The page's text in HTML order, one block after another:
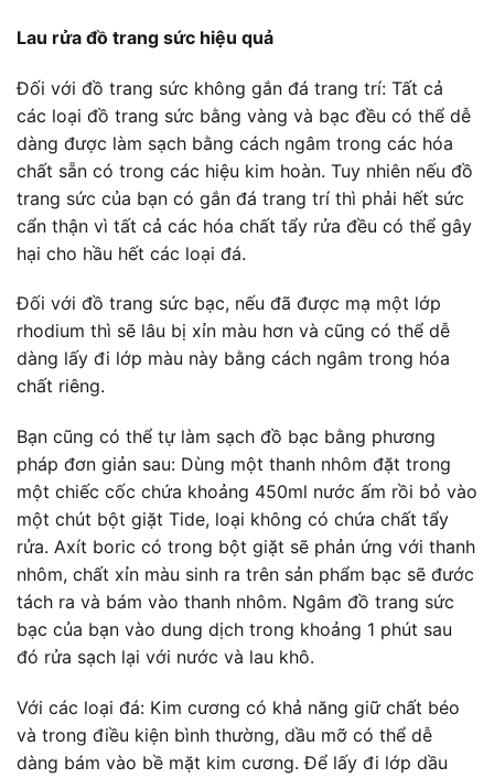
Lau rửa đồ trang sức hiệu quả
Đối với đồ trang sức không gắn đá trang trí: Tất cả
các loại đồ trang sức bằng vàng và bạc đều có thể dễ
dàng được làm sạch bằng cách ngâm trong các hóa
chất sẵn có trong các hiệu kim hoàn. Tuy nhiên nếu đồ
trang sức của bạn có gắn đá trang trí thì phải hết sức
cẩn thận vì tất cả các hóa chất tẩy rửa đều có thể gây
hại cho hầu hết các loại đá.
Đối với đồ trang sức bạc, nếu đã được mạ một lớp
rhodium thì sẽ lâu bị xỉn màu hơn và cũng có thể dễ
dàng lấy đi lớp màu này bằng cách ngâm trong hóa
chất riêng.
Bạn cũng có thể tự làm sạch đồ bạc bằng phương
pháp đơn giản sau: Dùng một thanh nhôm đặt trong
một chiếc cốc chứa khoảng 450ml nước ấm rồi bỏ vào
một chút bột giặt Tide, loại không có chứa chất tẩy
rửa. Axít boric có trong bột giặt sẽ phản ứng với thanh
nhôm, chất xỉn màu sinh ra trên sản phẩm bạc sẽ đước
tách ra và bám vào thanh nhôm. Ngâm đồ trang sức
bạc của bạn vào dung dịch trong khoảng 1 phút sau
đó rửa sạch lại với nước và lau khô.
Với các loại đá: Kim cương có khả năng giữ chất béo
và trong điều kiện bình thường, dầu mỡ có thể dễ
dàng bám vào bề mặt kim cương. Để lấy đi lớp dầu